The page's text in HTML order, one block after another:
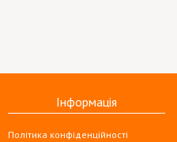
Інформація
Політика конфіденційності